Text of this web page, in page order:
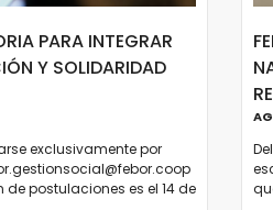
PARA INTEGRAR
Y SOLIDARIDAD
exclusivamente por
postulaciones es el 14 de